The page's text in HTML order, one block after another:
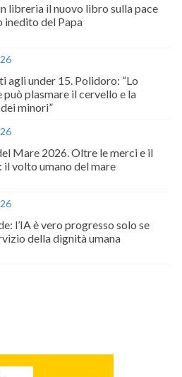
libreria il nuovo libro sulla pace
inedito del Papa
agli under 15. Polidoro: “Lo
può plasmare il cervello e la
minori”
Mare 2026. Oltre le merci e il
volto umano del mare
l’IA è vero progresso solo se
della dignità umana